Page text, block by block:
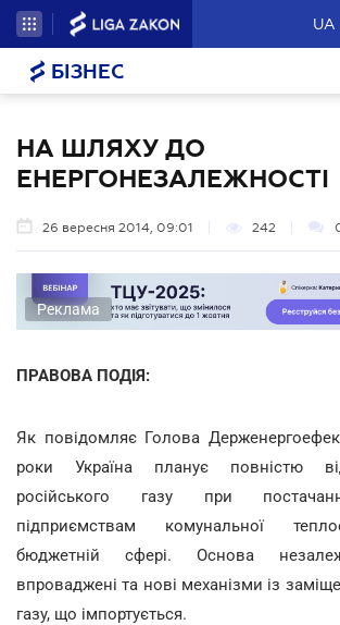
UA
БІЗНЕС
НА ШЛЯХУ ДО
ЕНЕРГОНЕЗАЛЕЖНОСТІ
26 вересня 2014, 09:01 242
Реклама
ПРАВОВА ПОДІЯ:
Як повідомляє Голова
роки Україна планує повністю
російського газу при
підприємствам комунальної
бюджетній сфері. Основа
впроваджені та нові механізми із
газу, що імпортується.